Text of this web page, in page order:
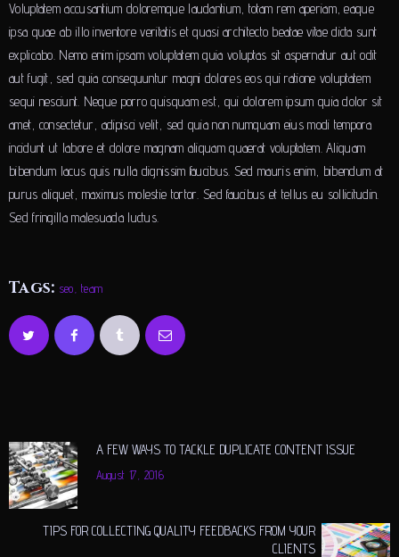
Voluptatem accusantium doloremque laudantium, totam rem aperiam, eaque
ipsa quae ab illo inventore veritatis et quasi architecto beatae vitae dicta sunt
explicabo. Nemo enim ipsam voluptatem quia voluptas sit aspernatur aut odit
aut fugit, sed quia consequuntur magni dolores eos qui ratione voluptatem
sequi nesciunt. Neque porro quisquam est, qui dolorem ipsum quia dolor sit
amet, consectetur, adipisci velit, sed quia non numquam eius modi tempora
incidunt ut labore et dolore magnam aliquam quaerat voluptatem. Aliquam
bibendum lacus quis nulla dignissim faucibus. Sed mauris enim, bibendum at
purus aliquet, maximus molestie tortor. Sed faucibus et tellus eu sollicitudin.
Sed fringilla malesuada luctus.
Tags: seo ,team
POST
NAVIGATION
Previous
post:
A FEW WAYS TO TACKLE DUPLICATE CONTENT ISSUE
August 17, 2016
Next
TIPS FOR COLLECTING QUALITY FEEDBACKS FROM YOUR
CLIENTS